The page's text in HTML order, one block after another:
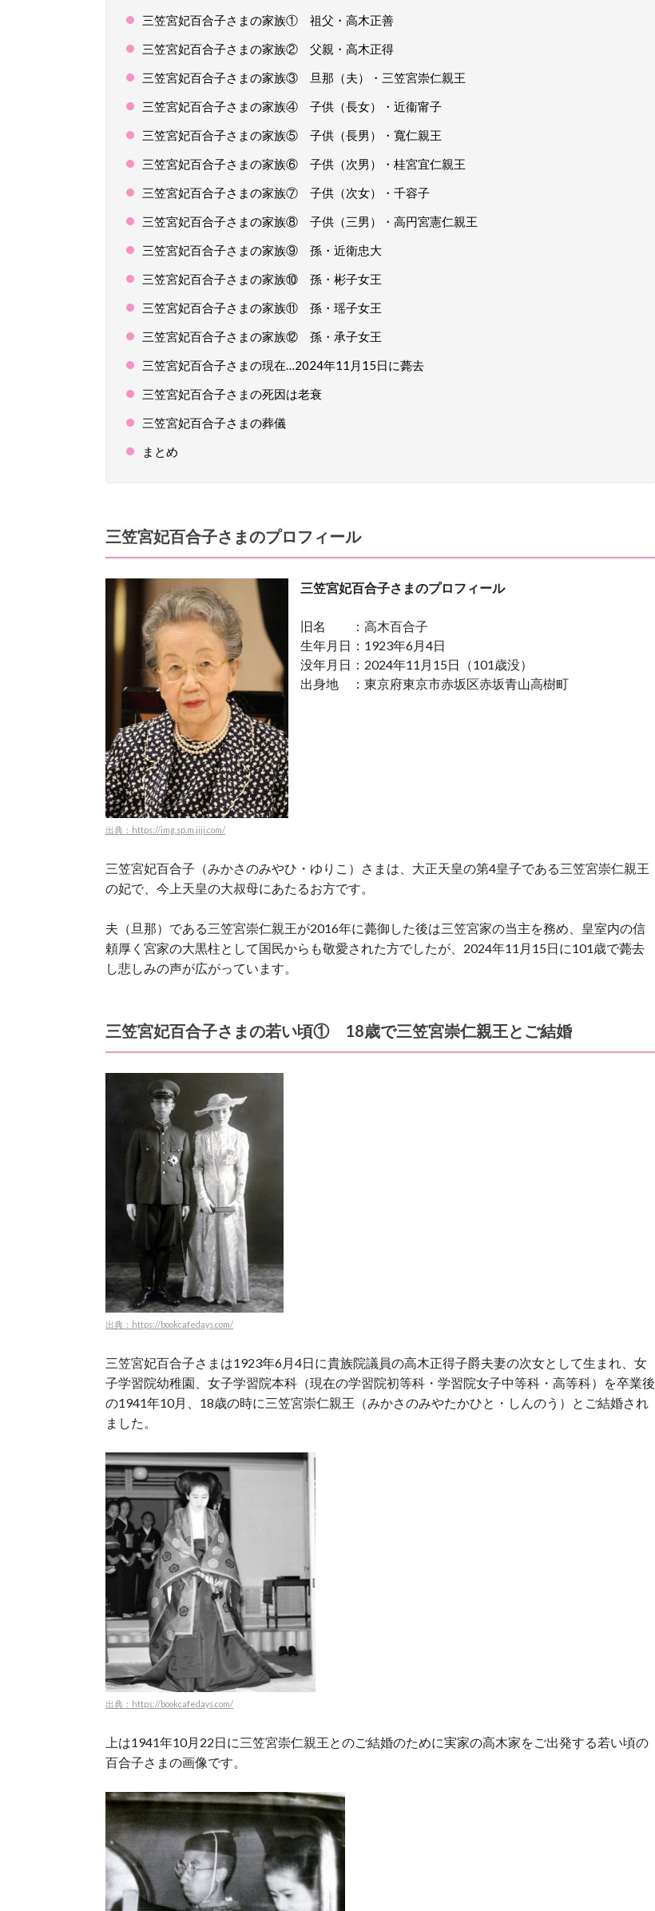
三笠宮妃百合子さまの家族① 祖父・高木正善
三笠宮妃百合子さまの家族② 父親・高木正得
三笠宮妃百合子さまの家族③ 旦那（夫）・三笠宮崇仁親王
三笠宮妃百合子さまの家族④ 子供（長女）・近衞甯子
三笠宮妃百合子さまの家族⑤ 子供（長男）・寬仁親王
三笠宮妃百合子さまの家族⑥ 子供（次男）・桂宮宜仁親王
三笠宮妃百合子さまの家族⑦ 子供（次女）・千容子
三笠宮妃百合子さまの家族⑧ 子供（三男）・高円宮憲仁親王
三笠宮妃百合子さまの家族⑨ 孫・近衛忠大
三笠宮妃百合子さまの家族⑩ 孫・彬子女王
三笠宮妃百合子さまの家族⑪ 孫・瑶子女王
三笠宮妃百合子さまの家族⑫ 孫・承子女王
三笠宮妃百合子さまの現在…2024年11月15日に薨去
三笠宮妃百合子さまの死因は老衰
三笠宮妃百合子さまの葬儀
まとめ
三笠宮妃百合子さまのプロフィール
出典：https://img.sp.m.jiji.com/
三笠宮妃百合子さまのプロフィール
旧名 ：高木百合子
生年月日：1923年6月4日
没年月日：2024年11月15日（101歳没）
出身地 ：東京府東京市赤坂区赤坂青山高樹町
三笠宮妃百合子（みかさのみやひ・ゆりこ）さまは、大正天皇の第4皇子である三笠宮崇仁親王
の妃で、今上天皇の大叔母にあたるお方です。
夫（旦那）である三笠宮崇仁親王が2016年に薨御した後は三笠宮家の当主を務め、皇室内の信
頼厚く宮家の大黒柱として国民からも敬愛された方でしたが、2024年11月15日に101歳で薨去
し悲しみの声が広がっています。
三笠宮妃百合子さまの若い頃① 18歳で三笠宮崇仁親王とご結婚
出典：https://bookcafedays.com/
三笠宮妃百合子さまは1923年6月4日に貴族院議員の高木正得子爵夫妻の次女として生まれ、女
子学習院幼稚園、女子学習院本科（現在の学習院初等科・学習院女子中等科・高等科）を卒業後
の1941年10月、18歳の時に三笠宮崇仁親王（みかさのみやたかひと・しんのう）とご結婚され
ました。
出典：https://bookcafedays.com/
上は1941年10月22日に三笠宮崇仁親王とのご結婚のために実家の高木家をご出発する若い頃の
百合子さまの画像です。